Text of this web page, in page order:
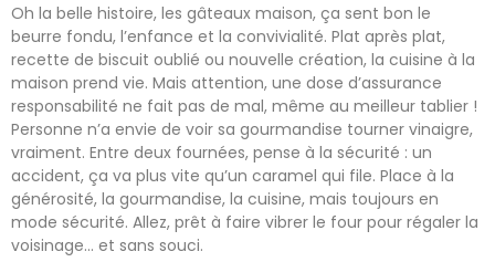
Oh la belle histoire, les gâteaux maison, ça sent bon le
beurre fondu, l’enfance et la convivialité. Plat après plat,
recette de biscuit oublié ou nouvelle création, la cuisine à la
maison prend vie. Mais attention, une dose d’assurance
responsabilité ne fait pas de mal, même au meilleur tablier !
Personne n’a envie de voir sa gourmandise tourner vinaigre,
vraiment. Entre deux fournées, pense à la sécurité : un
accident, ça va plus vite qu’un caramel qui file. Place à la
générosité, la gourmandise, la cuisine, mais toujours en
mode sécurité. Allez, prêt à faire vibrer le four pour régaler la
voisinage… et sans souci.